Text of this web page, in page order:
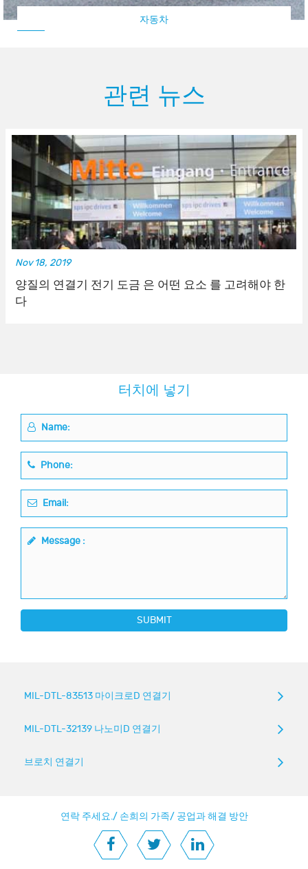
자동차
관련 뉴스
Nov 18, 2019
양질의 연결기 전기 도금 은 어떤 요소 를 고려해야 한
다
터치에 넣기
Name:
Phone:
Email:
Message :
SUBMIT
MIL-DTL-83513 마이크로D 연결기
MIL-DTL-32139 나노미D 연결기
브로치 연결기
연락 주세요./ 손희의 가족/ 공업과 해결 방안